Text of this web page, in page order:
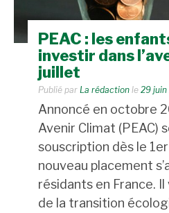
PEAC : les
investir dans
juillet
Publié par La rédaction le 29
Annoncé en octobre
Avenir Climat (PEAC)
souscription dès le
nouveau placement
résidants en France.
de la transition